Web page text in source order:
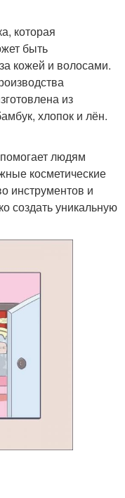
которая
быть
кожей и волосами.
из
хлопок и лён.
людям
косметические
инструментов и
создать уникальную